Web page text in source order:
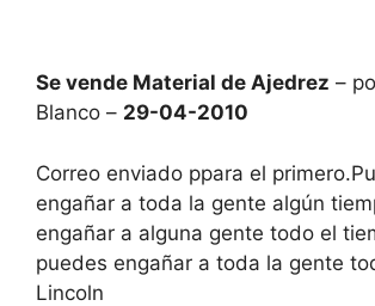
Se vende Material de Ajedrez –
Blanco – 29-04-2010
Correo enviado ppara el
engañar a toda la gente algún
engañar a alguna gente todo el
puedes engañar a toda la gente
Lincoln